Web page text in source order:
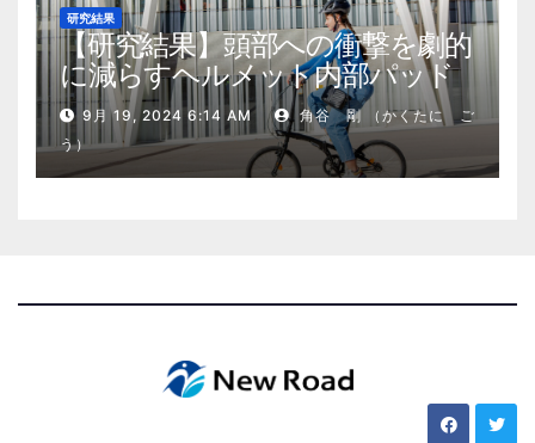
研究結果
【研究結果】頭部への衝撃を劇的
に減らすヘルメット内部パッド
9月 19, 2024 6:14 AM
角谷 剛 （かくたに ご
う）